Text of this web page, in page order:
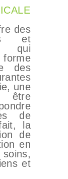
des
et
qui
des
une
être
de
la
de
en
et